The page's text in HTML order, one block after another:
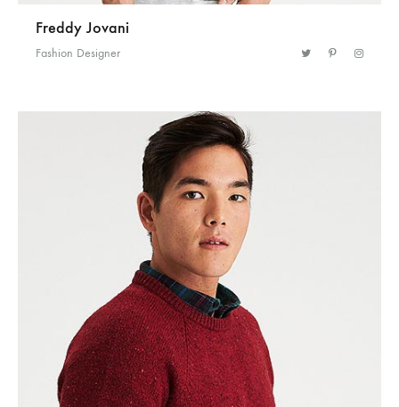
Freddy Jovani
Fashion Designer